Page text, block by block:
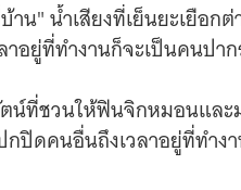
น" น้ำเสียงที่เย็นยะเยือก
าอยู่ที่ทำงานก็จะเป็นคนปา
ตน์ที่ชวนให้ฟินจิกหมอนแล
กปิดคนอื่นถึงเวลาอยู่ที่ทำ